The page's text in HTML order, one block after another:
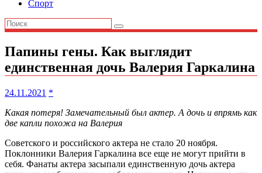
Спорт
Папины гены. Как выглядит
единственная дочь Валерия Гаркалина
24.11.2021 *
Какая потеря! Замечательный был актер. А дочь и впрямь как
две капли похожа на Валерия
Советского и российского актера не стало 20 ноября.
Поклонники Валерия Гаркалина все еще не могут прийти в
себя. Фанаты актера засыпали единственную дочь актера